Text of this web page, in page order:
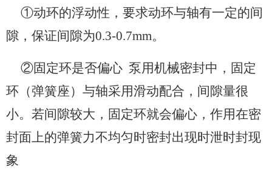
①动环的浮动性，要求动环与轴有一定的间
隙，保证间隙为0.3-0.7mm。
②固定环是否偏心 泵用机械密封中，固定
环（弹簧座）与轴采用滑动配合，间隙量很
小。若间隙较大，固定环就会偏心，作用在密
封面上的弹簧力不均匀时密封出现时泄时封现
象